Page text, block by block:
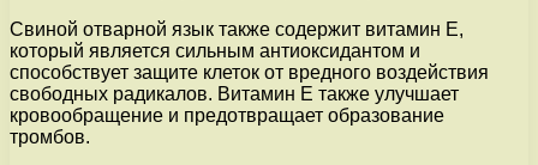
Свиной отварной язык также содержит витамин Е,
который является сильным антиоксидантом и
способствует защите клеток от вредного воздействия
свободных радикалов. Витамин Е также улучшает
кровообращение и предотвращает образование
тромбов.